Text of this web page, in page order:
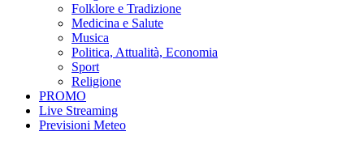
Folklore e Tradizione
Medicina e Salute
Musica
Politica, Attualità, Economia
Sport
Religione
PROMO
Live Streaming
Previsioni Meteo